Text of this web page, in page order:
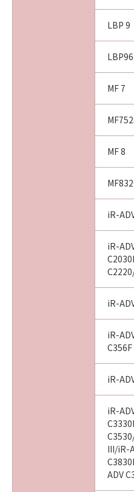
LBP 9
MF 7
MF 8
iR-
iR-
iR-
iR-
iR-
iR-
III/iR-
ADV